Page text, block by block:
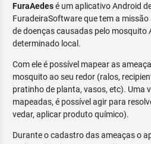
FuraAedesé um aplicativo Android
FuradeiraSoftware que tem a
de doenças causadas pelo mosquito
determinado local.
Com ele é possível mapear as
mosquito ao seu redor (ralos,
pratinho de planta, vasos, etc). Uma
mapeadas, é possível agir para
vedar, aplicar produto químico).
Durante o cadastro das ameaças o